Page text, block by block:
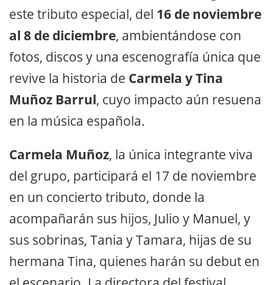
este tributo especial, del 16 de noviembre
al 8 de diciembre, ambientándose con
fotos, discos y una escenografía única que
revive la historia de Carmela y Tina
Muñoz Barrul, cuyo impacto aún resuena
en la música española.
Carmela Muñoz, la única integrante viva
del grupo, participará el 17 de noviembre
en un concierto tributo, donde la
acompañarán sus hijos, Julio y Manuel, y
sus sobrinas, Tania y Tamara, hijas de su
hermana Tina, quienes harán su debut en